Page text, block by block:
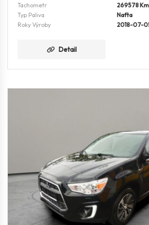
Tachometr
269578 Km
Typ Paliva
Nafta
Roky Výroby
2018-07-
Detail